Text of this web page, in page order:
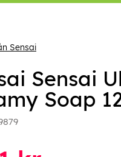
Sensai
Sensai
Soap